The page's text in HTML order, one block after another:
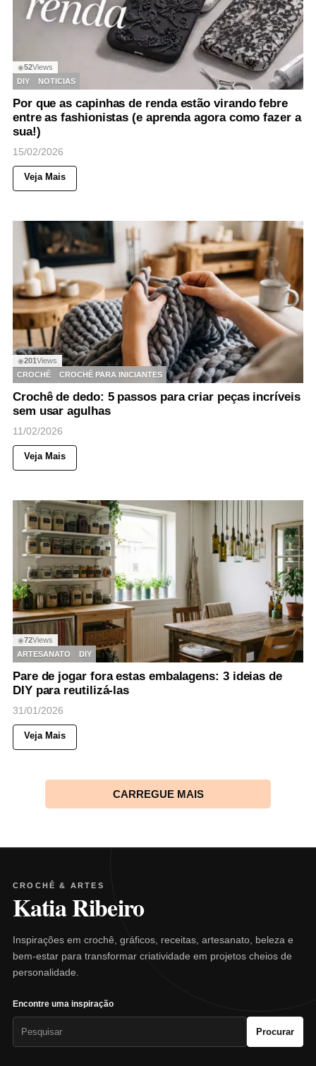
◉52Views
DIY
NOTICIAS
Por que as capinhas de renda estão virando febre
entre as fashionistas (e aprenda agora como fazer a
sua!)
15/02/2026
Veja Mais
◉201 Views
CROCHÊ
CROCHÊ PARA INICIANTES
Crochê de dedo: 5 passos para criar peças incríveis
sem usar agulhas
11/02/2026
Veja Mais
◉72Views
ARTESANATO
DIY
Pare de jogar fora estas embalagens: 3 ideias de
DIY para reutilizá-las
31/01/2026
Veja Mais
CARREGUE MAIS
CROCHÊ & ARTES
Katia Ribeiro
Inspirações em crochê, gráficos, receitas, artesanato, beleza e
bem-estar para transformar criatividade em projetos cheios de
personalidade.
Encontre uma inspiração
Procurar